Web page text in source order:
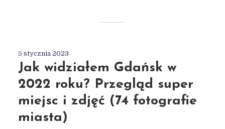
5 stycznia 2023
Jak widziałem Gdańsk w
2022 roku? Przegląd super
miejsc i zdjęć (74 fotografie
miasta)